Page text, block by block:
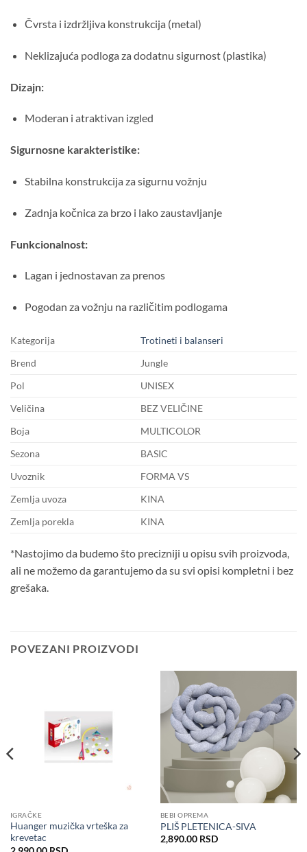
Čvrsta i izdržljiva konstrukcija (metal)
Neklizajuća podloga za dodatnu sigurnost (plastika)
Dizajn:
Moderan i atraktivan izgled
Sigurnosne karakteristike:
Stabilna konstrukcija za sigurnu vožnju
Zadnja kočnica za brzo i lako zaustavljanje
Funkcionalnost:
Lagan i jednostavan za prenos
Pogodan za vožnju na različitim podlogama
Kategorija
Trotineti i balanseri
Brend
Jungle
Pol
UNISEX
Veličina
BEZ VELIČINE
Boja
MULTICOLOR
Sezona
BASIC
Uvoznik
FORMA VS
Zemlja uvoza
KINA
Zemlja porekla
KINA
*Nastojimo da budemo što precizniji u opisu svih proizvoda,
ali ne možemo da garantujemo da su svi opisi kompletni i bez
grešaka.
POVEZANI PROIZVODI
IGRAČKE
Huanger muzička vrteška za
krevetac
BEBI OPREMA
PLIŠ PLETENICA-SIVA
2,890.00 RSD